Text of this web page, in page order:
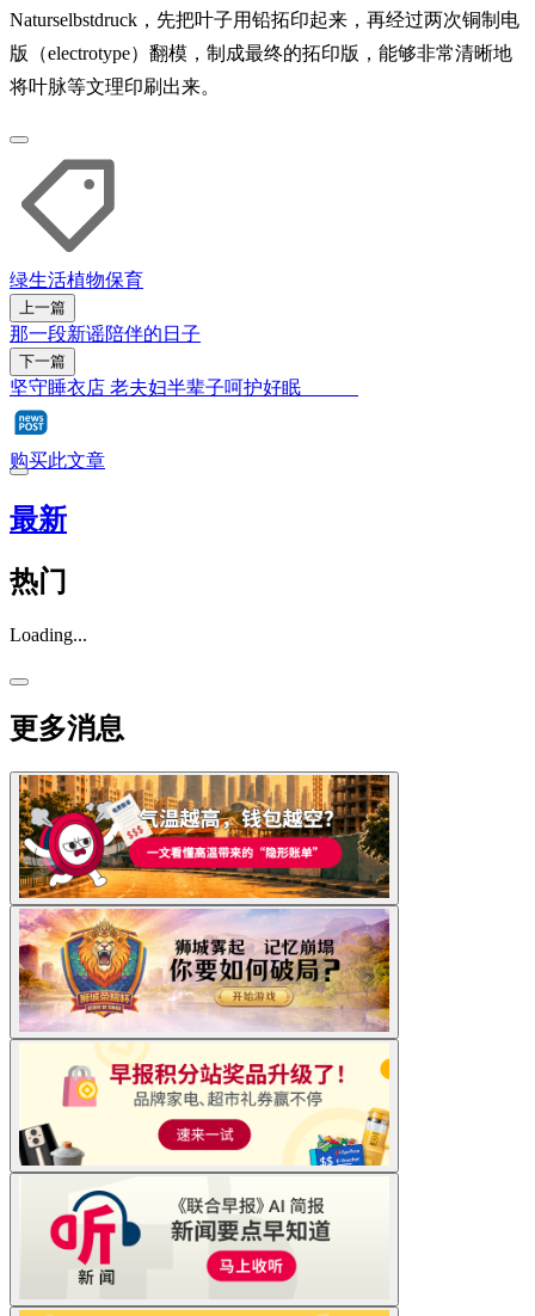
Naturselbstdruck，先把叶子用铅拓印起来，再经过两次铜制电
版（electrotype）翻模，制成最终的拓印版，能够非常清晰地
将叶脉等文理印刷出来。
绿生活植物保育
上一篇
那一段新谣陪伴的日子
下一篇
坚守睡衣店 老夫妇半辈子呵护好眠
购买此文章
最新
热门
Loading...
更多消息